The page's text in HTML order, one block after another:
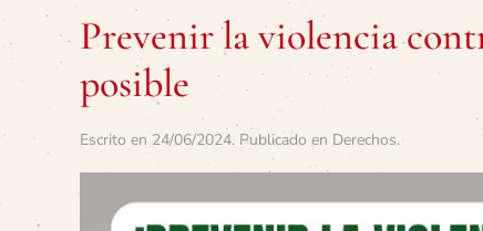
Prevenir la violencia
posible
Escrito en 24/06/2024. Publicado en Derechos.